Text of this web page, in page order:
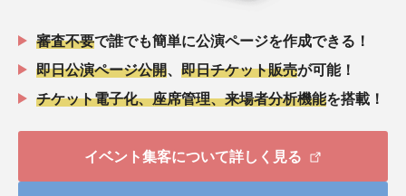
審査不要で誰でも簡単に公演ページを作成できる！
即日公演ページ公開
即日チケット販売が可能！
チケット電子化、座席管理、来場者分析機能を搭載！
イベント集客について詳しく見る